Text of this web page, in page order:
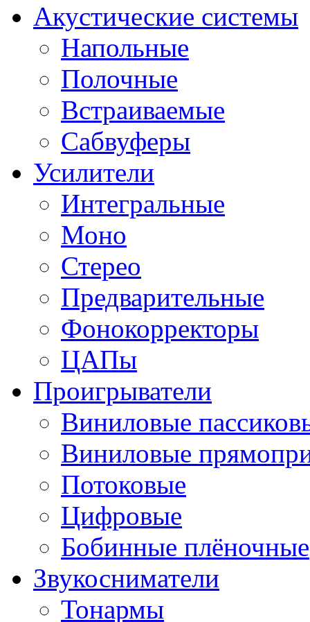
Акустические системы
Напольные
Полочные
Встраиваемые
Сабвуферы
Усилители
Интегральные
Моно
Стерео
Предварительные
Фонокорректоры
ЦАПы
Проигрыватели
Виниловые
Виниловые
Потоковые
Цифровые
Бобинные плёночные
Звукосниматели
Тонармы